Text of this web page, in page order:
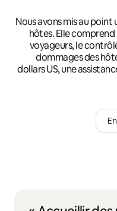
Nous avons mis au
hôtes. Elle
voyageurs, le
dommages des
dollars US, une